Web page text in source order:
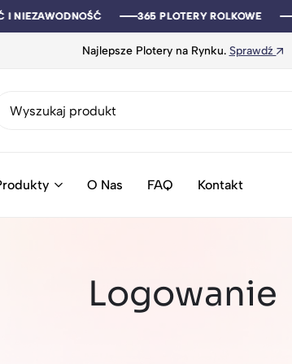
I NIEZAWODNOŚĆ 365 PLOTERY ROLKOWE
I NIEZAWODNOŚĆ 365 PLOTERY ROLKOWE
I NIEZAWODNOŚĆ 365 PLOTERY ROLKOWE
I NIEZAWODNOŚĆ 365 PLOTERY ROLKOWE
Najlepsze Plotery na Rynku. Sprawdź
O Nas FAQ Kontakt
Logowanie